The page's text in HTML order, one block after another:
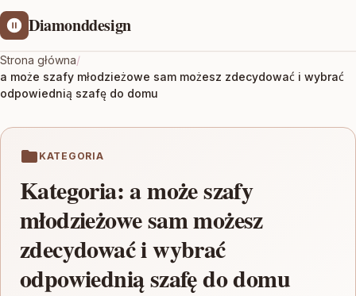
Diamonddesign
Strona główna/
a może szafy młodzieżowe sam możesz zdecydować i wybrać
odpowiednią szafę do domu
KATEGORIA
Kategoria:a może szafy
młodzieżowe sam możesz
zdecydować i wybrać
odpowiednią szafę do domu